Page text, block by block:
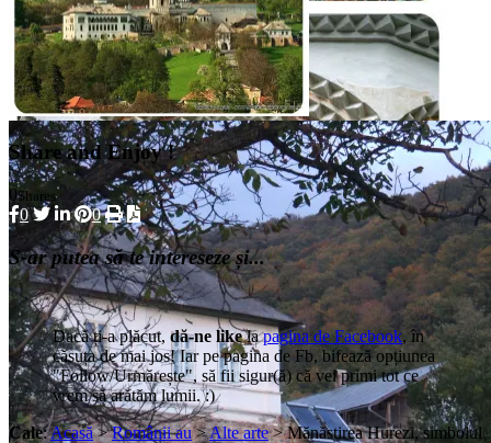
Share and Enjoy !
0Shares
0 0
S-ar putea să te intereseze și...
Dacă ți-a plăcut, dă-ne likelapagina de Facebook, în
căsuța de mai jos! Iar pe pagina de Fb, bifează opțiunea
"Follow/Urmărește", să fii sigur(ă) că vei primi tot ce
vrem să arătăm lumii. :)
Cale:Acasă>Românii au>Alte arte> Mănăstirea Hurezi, simbolul